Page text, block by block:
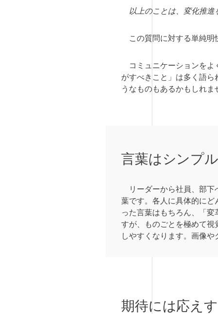
以上のことは、変化推進
この質問に対する単純明
コミュニケーションをよ
がすべきこと」は多く語
うなものもあるかもしれま
言葉はシンプ
リーダーから社員、部下
葉です。各人に具体的に
った言葉はもちろん、「
すが、ものごとを極めて
しやすくなります。画像
期待には応え